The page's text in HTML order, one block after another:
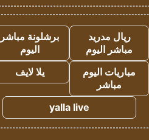
ريال مدريد
مباشر اليوم
برشلونة مباشر
اليوم
مباريات اليوم
مباشر
يلا لايف
yalla live